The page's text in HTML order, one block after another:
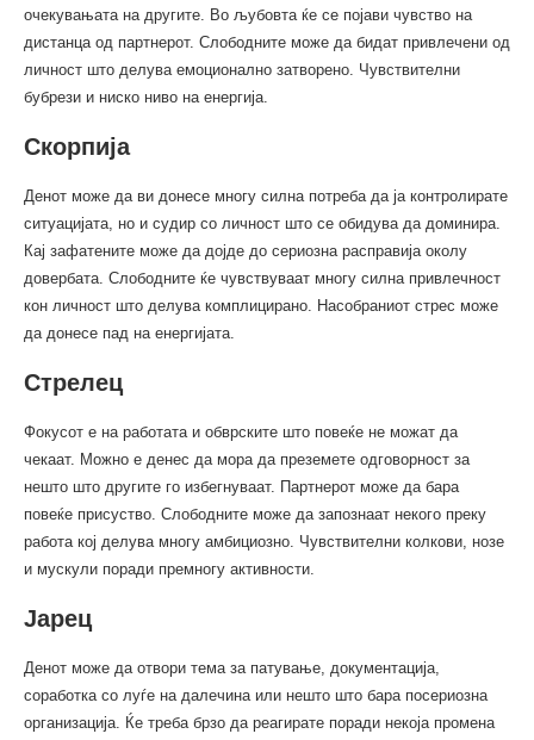
очекувањата на другите. Во љубовта ќе се појави чувство на
дистанца од партнерот. Слободните може да бидат привлечени од
личност што делува емоционално затворено. Чувствителни
бубрези и ниско ниво на енергија.
Скорпија
Денот може да ви донесе многу силна потреба да ја контролирате
ситуацијата, но и судир со личност што се обидува да доминира.
Кај зафатените може да дојде до сериозна расправија околу
довербата. Слободните ќе чувствуваат многу силна привлечност
кон личност што делува комплицирано. Насобраниот стрес може
да донесе пад на енергијата.
Стрелец
Фокусот е на работата и обврските што повеќе не можат да
чекаат. Можно е денес да мора да преземете одговорност за
нешто што другите го избегнуваат. Партнерот може да бара
повеќе присуство. Слободните може да запознаат некого преку
работа кој делува многу амбициозно. Чувствителни колкови, нозе
и мускули поради премногу активности.
Јарец
Денот може да отвори тема за патување, документација,
соработка со луѓе на далечина или нешто што бара посериозна
организација. Ќе треба брзо да реагирате поради некоја промена